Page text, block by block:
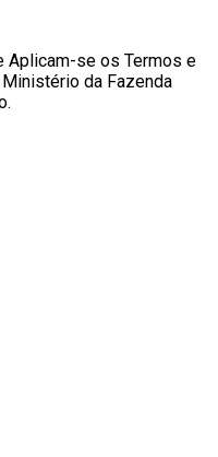
Aplicam-se os Termos e
da Fazenda